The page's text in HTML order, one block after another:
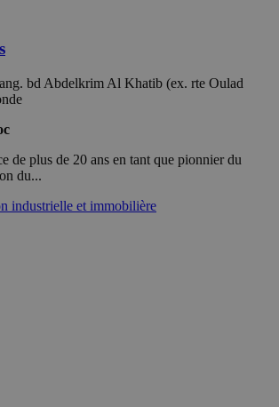
bd Abdelkrim Al Khatib (ex. rte Oulad
de plus de 20 ans en tant que pionnier du
du...
industrielle et immobilière